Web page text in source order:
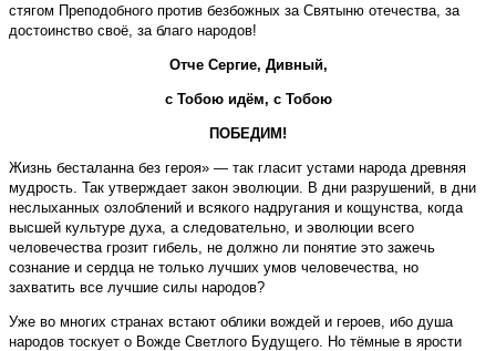
стягом Преподобного против безбожных за Святыню отечества, за
достоинство своё, за благо народов!
Отче Сергие, Дивный,
с Тобою идём, с Тобою
ПОБЕДИМ!
Жизнь бесталанна без героя» — так гласит устами народа древняя
мудрость. Так утверждает закон эволюции. В дни разрушений, в дни
неслыханных озлоблений и всякого надругания и кощунства, когда
высшей культуре духа, а следовательно, и эволюции всего
человечества грозит гибель, не должно ли понятие это зажечь
сознание и сердца не только лучших умов человечества, но
захватить все лучшие силы народов?
Уже во многих странах встают облики вождей и героев, ибо душа
народов тоскует о Вожде Светлого Будущего. Но тёмные в ярости